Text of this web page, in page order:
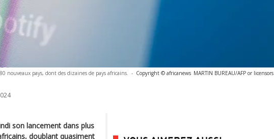
nouveaux pays, dont des dizaines de pays africains. - Copyright © africanews MARTIN BUREAU/AFP or licensors
son lancement dans plus
doublant quasiment